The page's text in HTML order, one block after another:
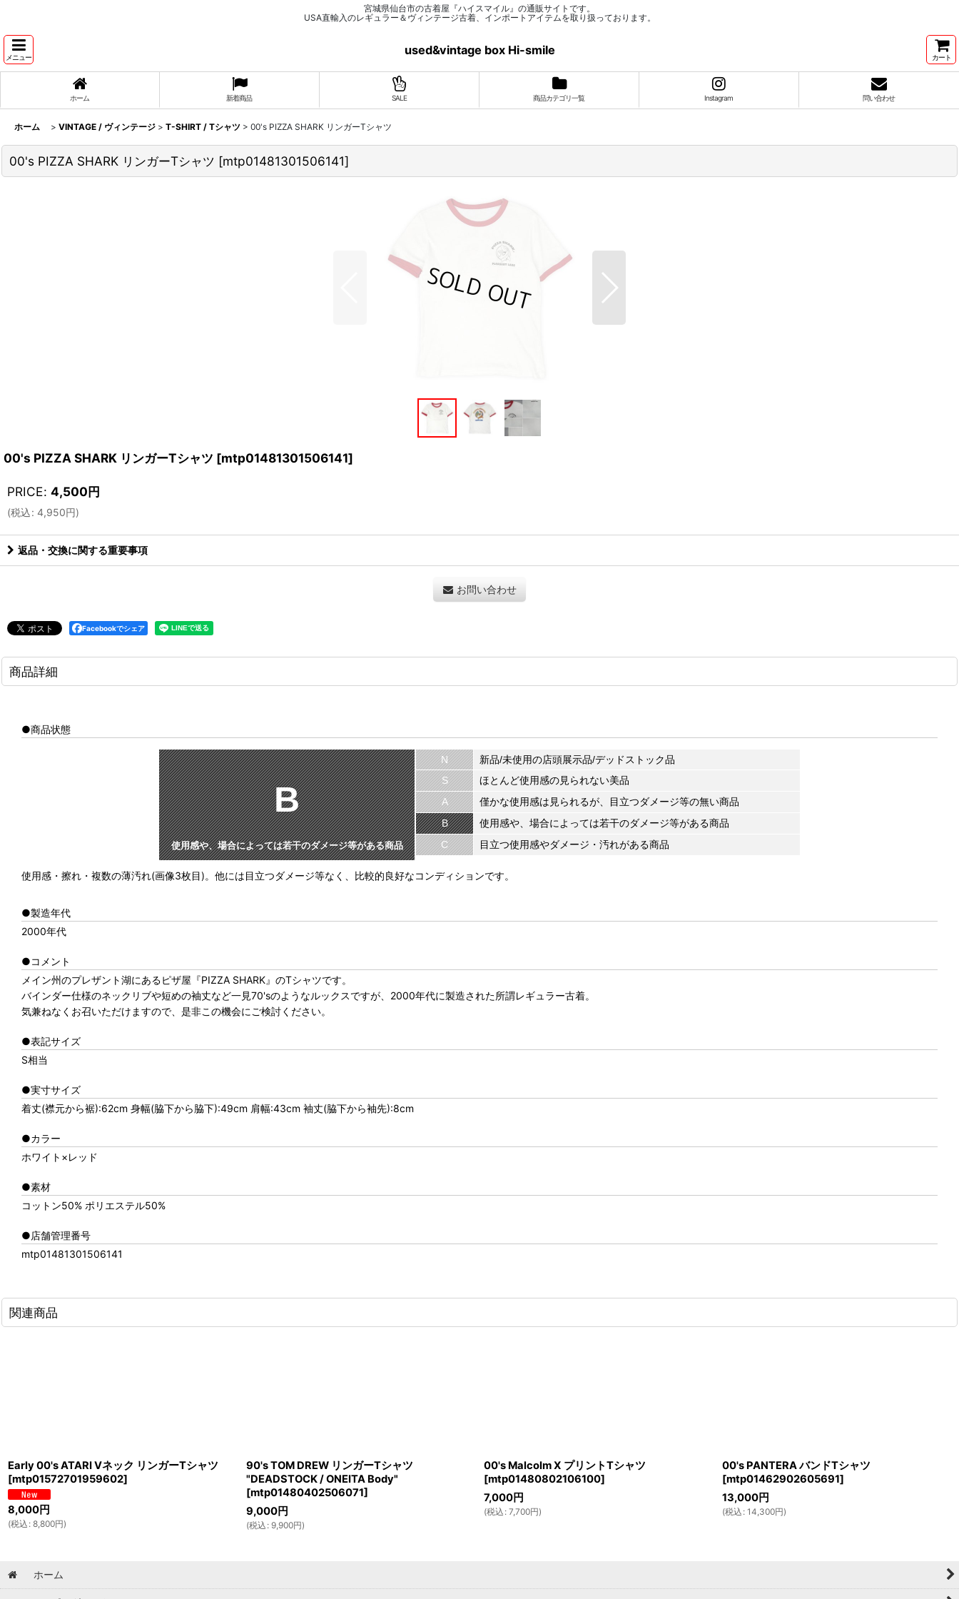
宮城県仙台市の古着屋『ハイスマイル』の通販サイトです。
USA直輸入のレギュラー＆ヴィンテージ古着、インポートアイテムを取り扱っております。
メニュー
used&vintage box Hi-smile
カート
ホーム 新着商品 SALE 商品カテゴリ一覧 Instagram 問い合わせ
ホーム > VINTAGE / ヴィンテージ > T-SHIRT / Tシャツ > 00's PIZZA SHARK リンガーTシャツ
00's PIZZA SHARK リンガーTシャツ [mtp01481301506141]
00's PIZZA SHARK リンガーTシャツ [mtp01481301506141]
PRICE: 4,500円
(税込: 4,950円)
返品・交換に関する重要事項
お問い合わせ
Facebookでシェア
商品詳細
●商品状態
B
使用感や、場合によっては若干のダメージ等がある商品
N
新品/未使用の店頭展示品/デッドストック品
S
ほとんど使用感の見られない美品
A
僅かな使用感は見られるが、目立つダメージ等の無い商品
B
使用感や、場合によっては若干のダメージ等がある商品
C
目立つ使用感やダメージ・汚れがある商品
使用感・擦れ・複数の薄汚れ(画像3枚目)。他には目立つダメージ等なく、比較的良好なコンディションです。
●製造年代
2000年代
●コメント
メイン州のプレザント湖にあるピザ屋『PIZZA SHARK』のTシャツです。
バインダー仕様のネックリブや短めの袖丈など一見70'sのようなルックスですが、2000年代に製造された所謂レギュラー古着。
気兼ねなくお召いただけますので、是非この機会にご検討ください。
●表記サイズ
S相当
●実寸サイズ
着丈(襟元から裾):62cm 身幅(脇下から脇下):49cm 肩幅:43cm 袖丈(脇下から袖先):8cm
●カラー
ホワイト×レッド
●素材
コットン50% ポリエステル50%
●店舗管理番号
mtp01481301506141
関連商品
Early 00's ATARI Vネック リンガーTシャツ
[mtp01572701959602]
8,000円
(税込 : 8,800円)
90's TOM DREW リンガーTシャツ
"DEADSTOCK / ONEITA Body"
[mtp01480402506071]
9,000円
(税込 : 9,900円)
00's Malcolm X プリントTシャツ
[mtp01480802106100]
7,000円
(税込 : 7,700円)
00's PANTERA バンドTシャツ
[mtp01462902605691]
13,000円
(税込 : 14,300円)
ホーム